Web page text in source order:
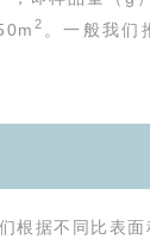
2 。一般我们
根据不同比表面